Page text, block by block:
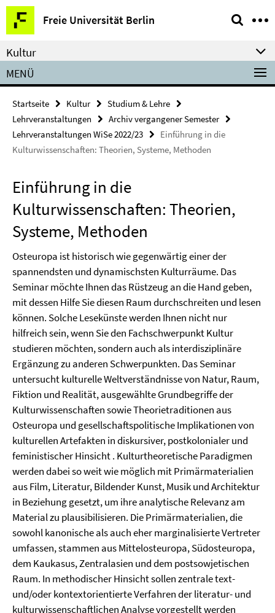
Springe
direkt
zu
Inhalt
Freie Universität Berlin
Service-
Navigation
Kultur
MENÜ
Startseite Kultur
Studium & Lehre
Lehrveranstaltungen
Archiv vergangener Semester
Lehrveranstaltungen WiSe 2022/23
Einführung in die
Kulturwissenschaften: Theorien, Systeme, Methoden
Einführung in die
Kulturwissenschaften: Theorien,
Systeme, Methoden
Osteuropa ist historisch wie gegenwärtig einer der
spannendsten und dynamischsten Kulturräume. Das
Seminar möchte Ihnen das Rüstzeug an die Hand geben,
mit dessen Hilfe Sie diesen Raum durchschreiten und lesen
können. Solche Lesekünste werden Ihnen nicht nur
hilfreich sein, wenn Sie den Fachschwerpunkt Kultur
studieren möchten, sondern auch als interdisziplinäre
Ergänzung zu anderen Schwerpunkten. Das Seminar
untersucht kulturelle Weltverständnisse von Natur, Raum,
Fiktion und Realität, ausgewählte Grundbegriffe der
Kulturwissenschaften sowie Theorietraditionen aus
Osteuropa und gesellschaftspolitische Implikationen von
kulturellen Artefakten in diskursiver, postkolonialer und
feministischer Hinsicht . Kulturtheoretische Paradigmen
werden dabei so weit wie möglich mit Primärmaterialien
aus Film, Literatur, Bildender Kunst, Musik und Architektur
in Beziehung gesetzt, um ihre analytische Relevanz am
Material zu plausibilisieren. Die Primärmaterialien, die
sowohl kanonische als auch eher marginalisierte Vertreter
umfassen, stammen aus Mittelosteuropa, Südosteuropa,
dem Kaukasus, Zentralasien und dem postsowjetischen
Raum. In methodischer Hinsicht sollen zentrale text-
und/oder kontextorientierte Verfahren der literatur- und
kulturwissenschaftlichen Analyse vorgestellt werden